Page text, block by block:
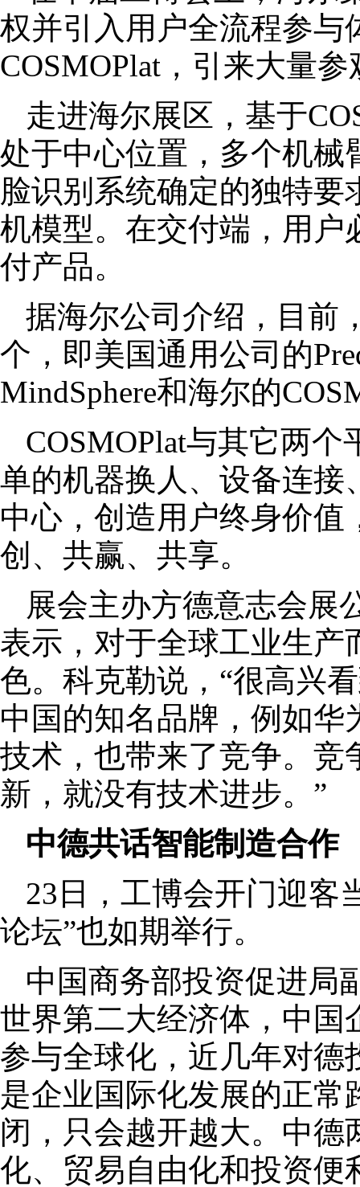
权并引入用户全流程参与
COSMOPlat，引来大量
走进海尔展区，基于
处于中心位置，多个机械
脸识别系统确定的独特
机模型。在交付端，用户
付产品。
据海尔公司介绍，目前
个，即美国通用公司的
MindSphere和海尔的
COSMOPlat与其它两
单的机器换人、设备连接
中心，创造用户终身价
创、共赢、共享。
展会主办方德意志会展
表示，对于全球工业生产
色。科克勒说，“很高兴
中国的知名品牌，例如
技术，也带来了竞争。竞
新，就没有技术进步。”
中德共话智能制造合作
23日，工博会开门迎客
论坛”也如期举行。
中国商务部投资促进局
世界第二大经济体，中国
参与全球化，近几年对德
是企业国际化发展的正
闭，只会越开越大。中
化、贸易自由化和投资便